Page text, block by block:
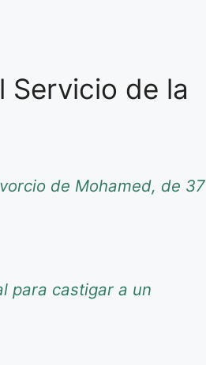
Servicio de la
de Mohamed, de 37
para castigar a un